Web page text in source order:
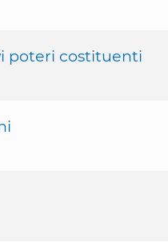
poteri costituenti